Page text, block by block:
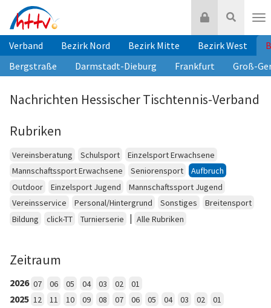
Inhalt
springen
Suche
Login
Verband Bezirk Nord Bezirk Mitte Bezirk West
Bergstraße
Darmstadt-Dieburg Frankfurt Groß-
Nachrichten Hessischer Tischtennis-Verband
Rubriken
Vereinsberatung Schulsport
Einzelsport Erwachsene
Mannschaftssport Erwachsene
Seniorensport
Aufbruch
Outdoor
Einzelsport Jugend
Mannschaftssport Jugend
Vereinsservice
Personal/Hintergrund Sonstiges
Breitensport
Bildung
click-TT Turnierserie | Alle Rubriken
Zeitraum
2026 07 06 05 04 03 02 01
2025 12 11 10 09 08 07 06 05 04 03 02 01